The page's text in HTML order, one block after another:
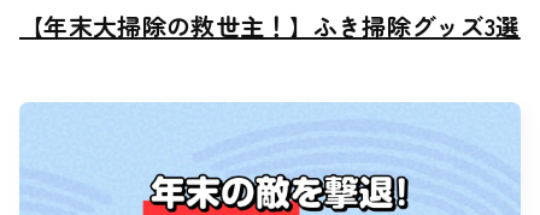
【年末大掃除の救世主！】ふき掃除グッズ3選
【年末大掃除の救世主！】ふき掃除グッズ3選